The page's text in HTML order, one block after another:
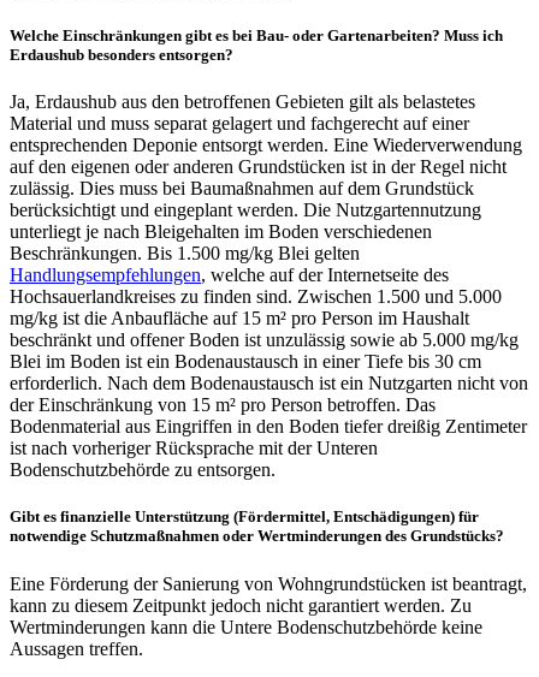
Welche Einschränkungen gibt es bei Bau- oder Gartenarbeiten? Muss ich
Erdaushub besonders entsorgen?
Ja, Erdaushub aus den betroffenen Gebieten gilt als belastetes
Material und muss separat gelagert und fachgerecht auf einer
entsprechenden Deponie entsorgt werden. Eine Wiederverwendung
auf den eigenen oder anderen Grundstücken ist in der Regel nicht
zulässig. Dies muss bei Baumaßnahmen auf dem Grundstück
berücksichtigt und eingeplant werden. Die Nutzgartennutzung
unterliegt je nach Bleigehalten im Boden verschiedenen
Beschränkungen. Bis 1.500 mg/kg Blei gelten
Handlungsempfehlungen, welche auf der Internetseite des
Hochsauerlandkreises zu finden sind. Zwischen 1.500 und 5.000
mg/kg ist die Anbaufläche auf 15 m² pro Person im Haushalt
beschränkt und offener Boden ist unzulässig sowie ab 5.000 mg/kg
Blei im Boden ist ein Bodenaustausch in einer Tiefe bis 30 cm
erforderlich. Nach dem Bodenaustausch ist ein Nutzgarten nicht von
der Einschränkung von 15 m² pro Person betroffen. Das
Bodenmaterial aus Eingriffen in den Boden tiefer dreißig Zentimeter
ist nach vorheriger Rücksprache mit der Unteren
Bodenschutzbehörde zu entsorgen.
Gibt es finanzielle Unterstützung (Fördermittel, Entschädigungen) für
notwendige Schutzmaßnahmen oder Wertminderungen des Grundstücks?
Eine Förderung der Sanierung von Wohngrundstücken ist beantragt,
kann zu diesem Zeitpunkt jedoch nicht garantiert werden. Zu
Wertminderungen kann die Untere Bodenschutzbehörde keine
Aussagen treffen.